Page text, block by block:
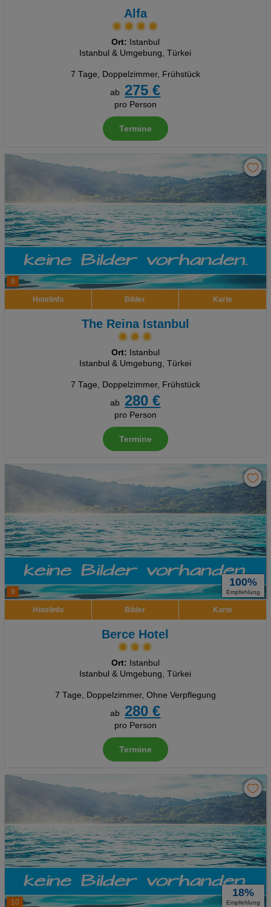
Alfa
Ort: Istanbul
Istanbul & Umgebung, Türkei
7 Tage, Doppelzimmer, Frühstück
ab
275 €
pro Person
Termine
8
Hotelinfo Bilder Karte
The Reina Istanbul
Ort: Istanbul
Istanbul & Umgebung, Türkei
7 Tage, Doppelzimmer, Frühstück
ab
280 €
pro Person
Termine
9
100%
Empfehlung
Hotelinfo Bilder Karte
Berce Hotel
Ort: Istanbul
Istanbul & Umgebung, Türkei
7 Tage, Doppelzimmer, Ohne Verpflegung
ab
280 €
pro Person
Termine
10
18%
Empfehlung